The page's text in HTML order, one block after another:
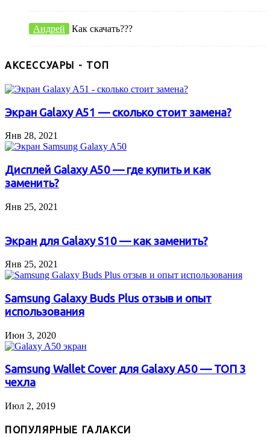
Андрей Как скачать???
АКСЕССУАРЫ - ТОП
Экран Galaxy A51 — сколько стоит замена?
Янв 28, 2021
Дисплей Galaxy A50 — где купить и как
заменить?
Янв 25, 2021
Экран для Galaxy S10 — как заменить?
Янв 25, 2021
Samsung Galaxy Buds Plus отзыв и опыт
использования
Июн 3, 2020
Samsung Wallet Cover для Galaxy A50 — ТОП 3
чехла
Июл 2, 2019
ПОПУЛЯРНЫЕ ГАЛАКСИ